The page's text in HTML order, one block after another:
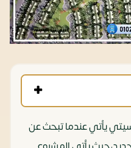
يأتي عندما تبحث عن